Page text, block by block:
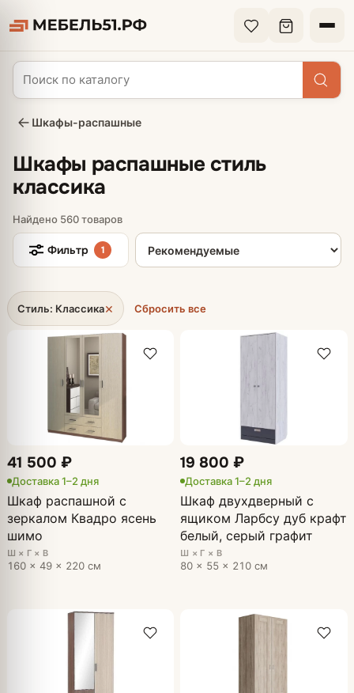
Шкафы-распашные
Шкафы распашные стиль
классика
Найдено 560 товаров
Фильтр 1
Сортировка товаров
Стиль: Классика× Сбросить все
41 500 ₽
Доставка 1–2 дня
Шкаф распашной с
зеркалом Квадро ясень
шимо
Ш × Г × В
160 × 49 × 220 см
19 800 ₽
Доставка 1–2 дня
Шкаф двухдверный с
ящиком Ларбсу дуб крафт
белый, серый графит
Ш × Г × В
80 × 55 × 210 см